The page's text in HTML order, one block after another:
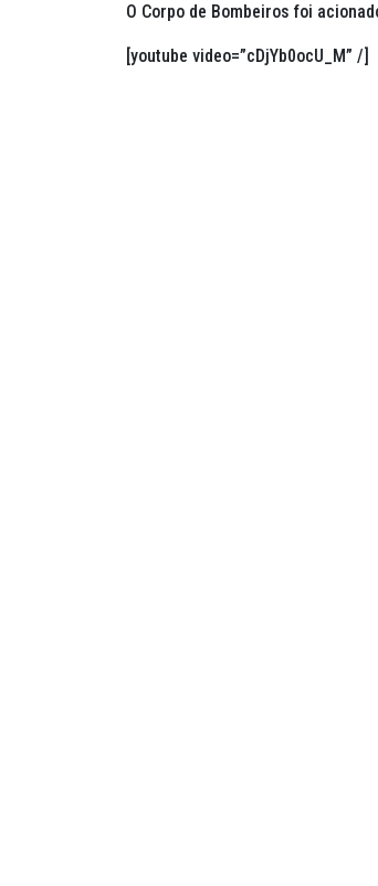
O Corpo de Bombeiros foi
[youtube video=”cDjYb0ocU_M” /]